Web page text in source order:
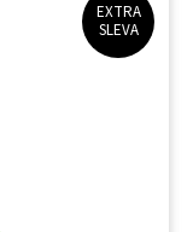
EXTRA
SLEVA